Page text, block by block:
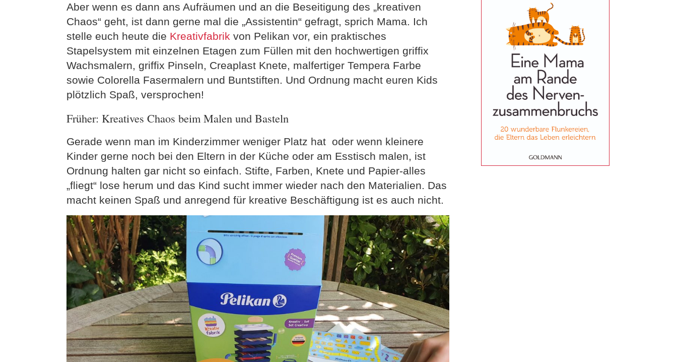
Aber wenn es dann ans Aufräumen und an die Beseitigung des „kreativen
Chaos“ geht, ist dann gerne mal die „Assistentin“ gefragt, sprich Mama. Ich
stelle euch heute die Kreativfabrik von Pelikan vor, ein praktisches
Stapelsystem mit einzelnen Etagen zum Füllen mit den hochwertigen griffix
Wachsmalern, griffix Pinseln, Creaplast Knete, malfertiger Tempera Farbe
sowie Colorella Fasermalern und Buntstiften. Und Ordnung macht euren Kids
plötzlich Spaß, versprochen!
Früher: Kreatives Chaos beim Malen und Basteln
Gerade wenn man im Kinderzimmer weniger Platz hat oder wenn kleinere
Kinder gerne noch bei den Eltern in der Küche oder am Esstisch malen, ist
Ordnung halten gar nicht so einfach. Stifte, Farben, Knete und Papier-alles
„fliegt“ lose herum und das Kind sucht immer wieder nach den Materialien. Das
macht keinen Spaß und anregend für kreative Beschäftigung ist es auch nicht.